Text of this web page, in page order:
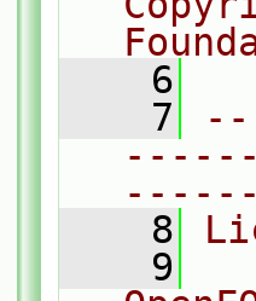
    6
    7
    8
    9